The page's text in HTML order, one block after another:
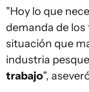
"Hoy lo que
demanda de
situación que
industria
trabajo",